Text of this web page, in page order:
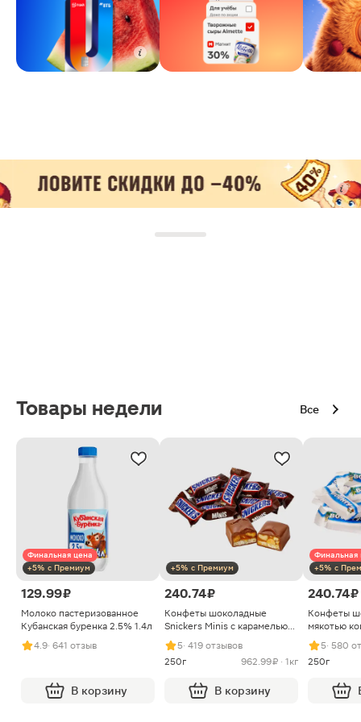
Товары недели Все
Финальная цена
+5% с Премиум
129.99 ₽
Молоко пастеризованное
Кубанская буренка 2.5% 1.4л
4.9· 641 отзыв
В корзину
+5% с Премиум
240.74 ₽
Конфеты шоколадные
Snickers Minis с карамелью
арахисом и нугой
5· 419 отзывов
250г
962.99 ₽ · 1кг
В корзину
Финальная
+5% с
240.74 ₽
Конфеты
мякотью
5· 580
250г